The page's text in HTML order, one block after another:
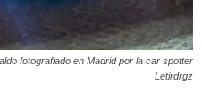
fotografiado en Madrid por la car spotter
Letirdrgz